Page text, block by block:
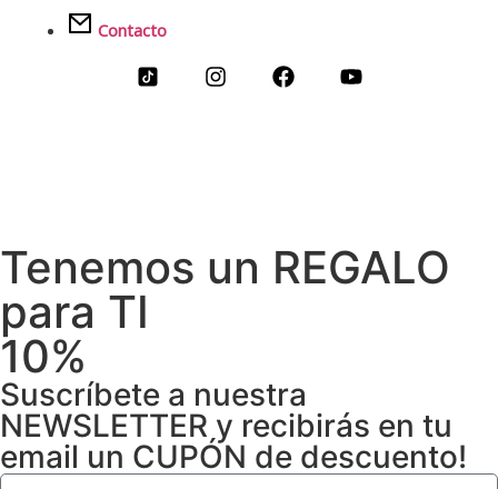
Contacto
Tenemos un REGALO
para TI
10%
Suscríbete a nuestra
NEWSLETTER y recibirás en tu
email un CUPÓN de descuento!